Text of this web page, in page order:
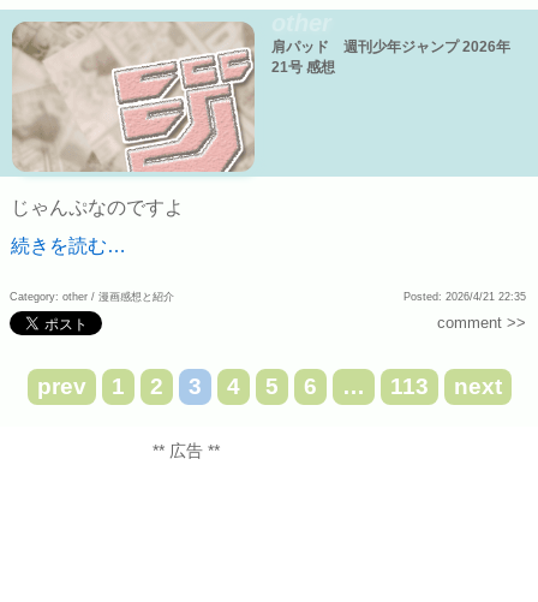
肩パッド 週刊少年ジャンプ 2026年
21号 感想
じゃんぷなのですよ
続きを読む…
Category: other / 漫画感想と紹介 Posted: 2026/4/21 22:35
comment >>
prev 1 2 3 4 5 6 … 113 next
** 広告 **